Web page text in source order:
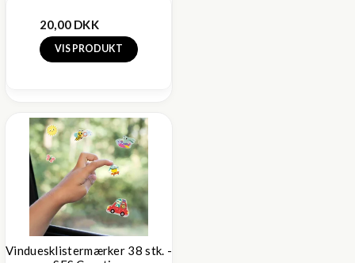
20,00 DKK
VIS PRODUKT
Vinduesklistermærker 38 stk. -